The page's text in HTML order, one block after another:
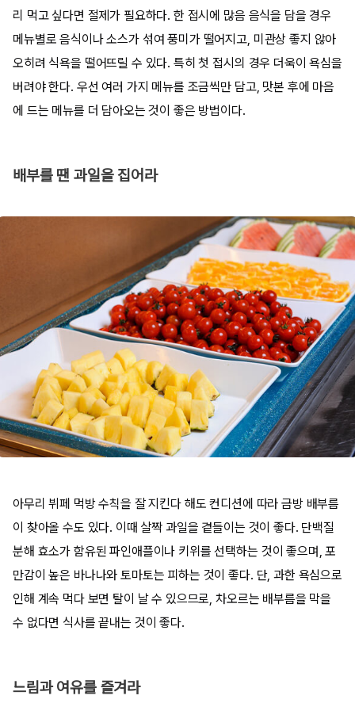
리 먹고 싶다면 절제가 필요하다. 한 접시에 많음 음식을 담을 경우
메뉴별로 음식이나 소스가 섞여 풍미가 떨어지고, 미관상 좋지 않아
오히려 식욕을 떨어뜨릴 수 있다. 특히 첫 접시의 경우 더욱이 욕심을
버려야 한다. 우선 여러 가지 메뉴를 조금씩만 담고, 맛본 후에 마음
에 드는 메뉴를 더 담아오는 것이 좋은 방법이다.
배부를 땐 과일을 집어라
아무리 뷔페 먹방 수칙을 잘 지킨다 해도 컨디션에 따라 금방 배부름
이 찾아올 수도 있다. 이때 살짝 과일을 곁들이는 것이 좋다. 단백질
분해 효소가 함유된 파인애플이나 키위를 선택하는 것이 좋으며, 포
만감이 높은 바나나와 토마토는 피하는 것이 좋다. 단, 과한 욕심으로
인해 계속 먹다 보면 탈이 날 수 있으므로, 차오르는 배부름을 막을
수 없다면 식사를 끝내는 것이 좋다.
느림과 여유를 즐겨라